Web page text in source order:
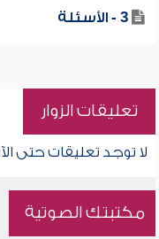
3 - الأسئلة
تعليقات الزوار
لا توجد تعليقات حتى
مكتبتك الصوتية